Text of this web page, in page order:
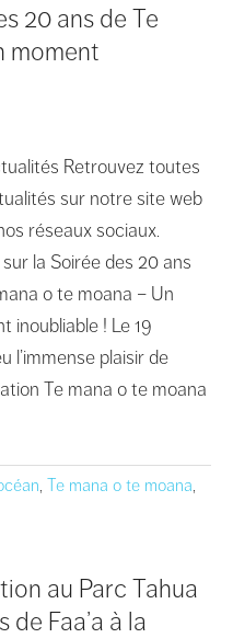
20 ans de Te
moment
Retrouvez toutes
sur notre site web
réseaux sociaux.
la Soirée des 20 ans
o te moana – Un
inoubliable ! Le 19
l’immense plaisir de
Te mana o te moana
, Te mana o te moana,
au Parc Tahua
de Faa’a à la